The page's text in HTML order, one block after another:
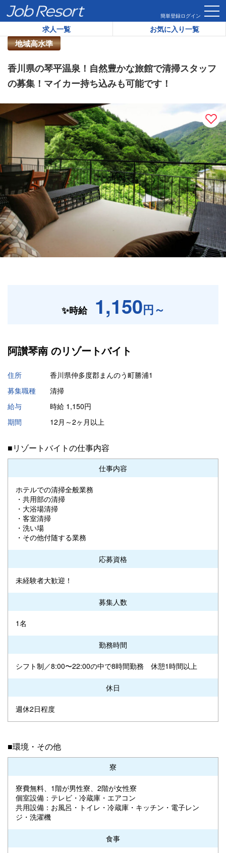
簡単登録ログイン
求人一覧 お気に入り一覧
HOME 求人一覧 香川県の琴平温泉！自然豊かな旅館で清掃
地域高水準
リゾートバイト求人番号：
香川県の琴平温泉！自然豊かな旅館で清掃スタッフ
の募集！マイカー持ち込みも可能です！
✨時給 1,150円～
阿讃琴南 のリゾートバイト
住所
香川県仲多度郡まんのう町勝浦1
募集職種
清掃
給与
時給 1,150円
期間
12月～2ヶ月以上
■リゾートバイトの仕事内容
仕事内容
ホテルでの清掃全般業務
・共用部の清掃
・大浴場清掃
・客室清掃
・洗い場
・その他付随する業務
応募資格
未経験者大歓迎！
募集人数
1名
勤務時間
シフト制／8:00〜22:00の中で8時間勤務 休憩1時間以上
休日
週休2日程度
■環境・その他
寮
寮費無料、1階が男性寮、2階が女性寮
個室設備：テレビ・冷蔵庫・エアコン
共用設備：お風呂・トイレ・冷蔵庫・キッチン・電子レン
ジ・洗濯機
食事